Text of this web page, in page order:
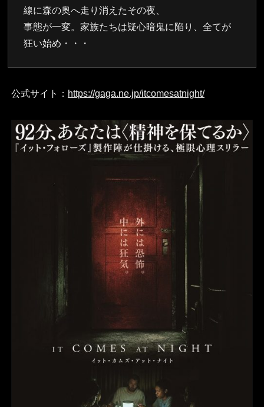
線に森の奥へ走り消えたその夜、
事態が一変。家族たちは疑心暗鬼に陥り、全てが
狂い始め・・・
公式サイト： https://gaga.ne.jp/itcomesatnight/